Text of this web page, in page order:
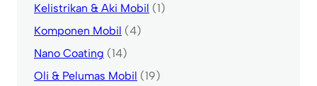
Kelistrikan & Aki Mobil (1)
Komponen Mobil (4)
Nano Coating (14)
Oli & Pelumas Mobil (19)